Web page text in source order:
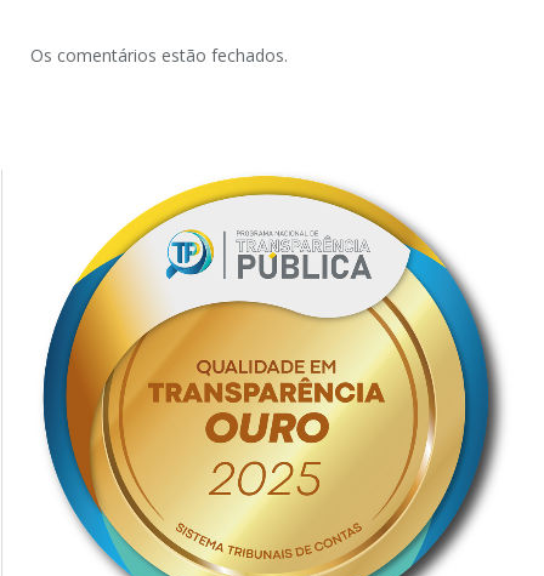
Os comentários estão fechados.